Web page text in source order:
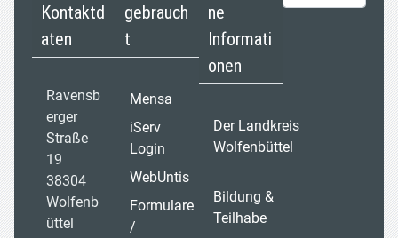
Kontaktd
aten
Ravensb
erger
Straße
19
38304
Wolfenb
üttel
gebrauch
t
Mensa
iServ
Login
WebUntis
Formulare
/
ne
Informati
onen
Der Landkreis
Wolfenbüttel
Bildung &
Teilhabe